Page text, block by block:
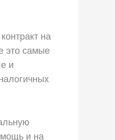
на
это самые
и
и на